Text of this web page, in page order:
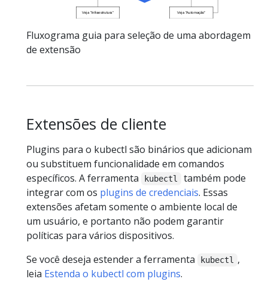
Fluxograma guia para seleção de uma abordagem
de extensão
Extensões de cliente
Plugins para o kubectl são binários que adicionam
ou substituem funcionalidade em comandos
específicos. A ferramenta
kubectl
também pode
integrar com os plugins de credenciais. Essas
extensões afetam somente o ambiente local de
um usuário, e portanto não podem garantir
políticas para vários dispositivos.
Se você deseja estender a ferramenta
kubectl
,
leia Estenda o kubectl com plugins.